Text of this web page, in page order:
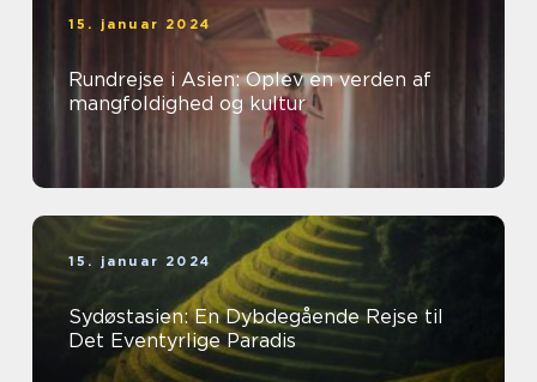
15. januar 2024
Rundrejse i Asien: Oplev en verden af
mangfoldighed og kultur
15. januar 2024
Sydøstasien: En Dybdegående Rejse til
Det Eventyrlige Paradis